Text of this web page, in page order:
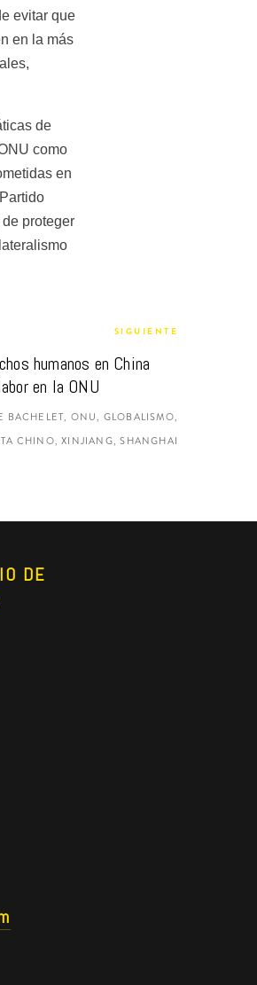
evitar que
en la más
de
como
en
proteger
SIGUIENTE
humanos en China
en la ONU
ONU, GLOBALISMO,
CHINO, XINJIANG, SHANGHAI
DE